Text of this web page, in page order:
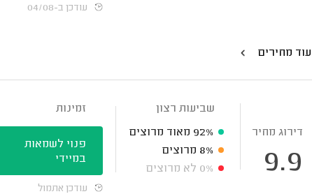
עודכן ב-04/08
עוד מחירים
דירוג מחיר
9.9
שביעות רצון
92% מאוד מרוצים
8% מרוצים
0% לא מרוצים
זמינות
פנוי לשמאות
במיידי
עודכן אתמול